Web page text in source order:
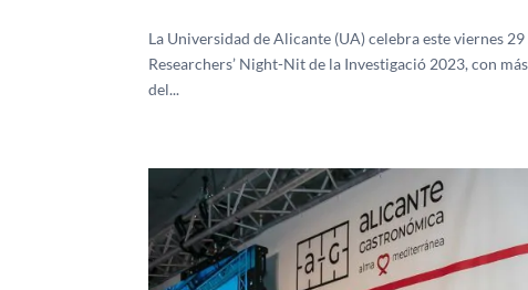
La Universidad de Alicante (UA) celebra este viernes
Researchers’ Night-Nit de la Investigació 2023, con
del...